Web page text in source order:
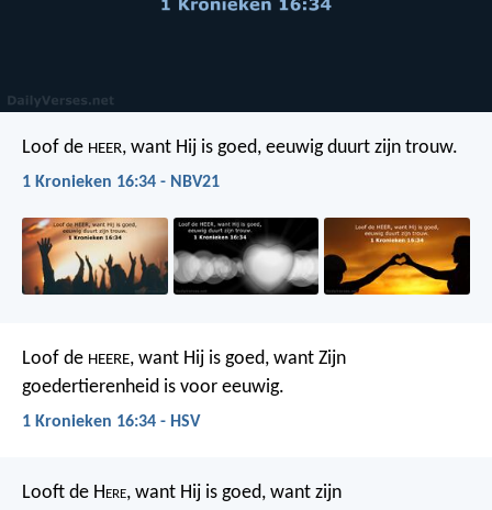
Loof de HEER, want Hij is goed, eeuwig duurt zijn trouw.
1 Kronieken 16:34 - NBV21
Loof de HEERE, want Hij is goed, want Zijn
goedertierenheid is voor eeuwig.
1 Kronieken 16:34 - HSV
Looft de Here, want Hij is goed, want zijn